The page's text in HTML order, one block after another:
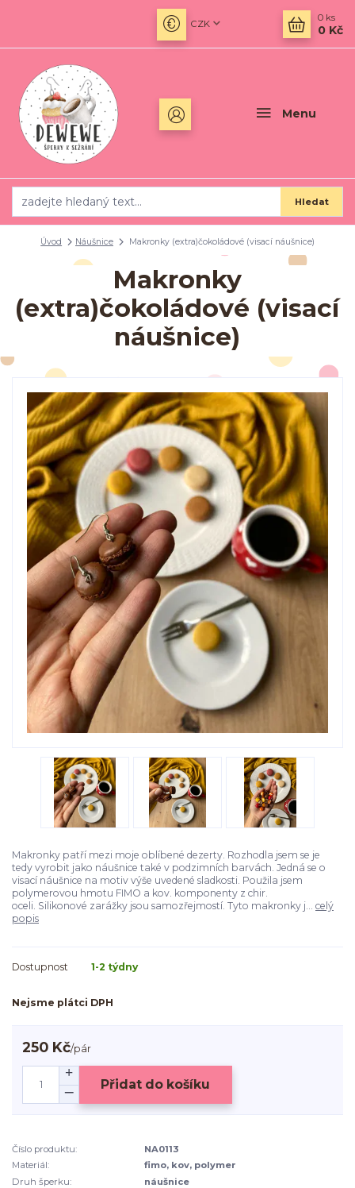
Menu
CZK
Hledat
0 ks
0 Kč
Úvod Náušnice Makronky (extra)čokoládové (visací náušnice)
Makronky
(extra)čokoládové (visací
náušnice)
Makronky patří mezi moje oblíbené dezerty. Rozhodla jsem se je
tedy vyrobit jako náušnice také v podzimních barvách. Jedná se o
visací náušnice na motiv výše uvedené sladkosti. Použila jsem
polymerovou hmotu FIMO a kov. komponenty z chir.
oceli. Silikonové zarážky jsou samozřejmostí. Tyto makronky j... celý
popis
Dostupnost 1-2 týdny
Nejsme plátci DPH
250 Kč/pár
Přidat do košíku
Číslo produktu:
NA0113
Materiál:
fimo, kov, polymer
Druh šperku:
náušnice